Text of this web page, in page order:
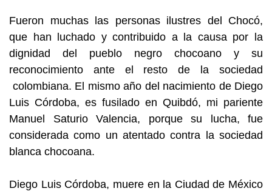
Fueron muchas las personas ilustres del Chocó,
que han luchado y contribuido a la causa por la
dignidad del pueblo negro chocoano y su
reconocimiento ante el resto de la sociedad
colombiana. El mismo año del nacimiento de Diego
Luis Córdoba, es fusilado en Quibdó, mi pariente
Manuel Saturio Valencia, porque su lucha, fue
considerada como un atentado contra la sociedad
blanca chocoana.
Diego Luis Córdoba, muere en la Ciudad de México